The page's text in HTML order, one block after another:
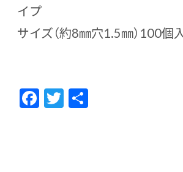
イプ
サイズ（約8㎜穴1.5㎜）100個
F
ac
T
w